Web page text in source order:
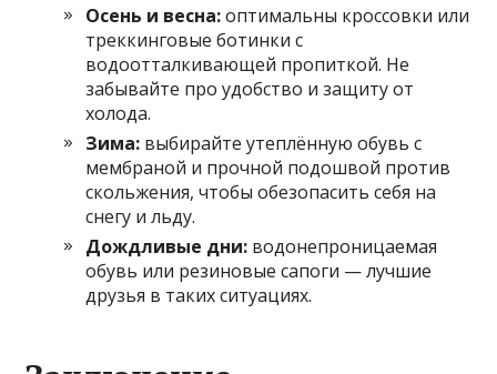
Осень и весна:оптимальны кроссовки или
треккинговые ботинки с
водоотталкивающей пропиткой. Не
забывайте про удобство и защиту от
холода.
Зима: выбирайте утеплённую обувь с
мембраной и прочной подошвой против
скольжения, чтобы обезопасить себя на
снегу и льду.
Дождливые дни: водонепроницаемая
обувь или резиновые сапоги — лучшие
друзья в таких ситуациях.